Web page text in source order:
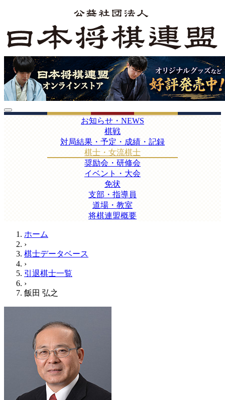
お知らせ・NEWS
棋戦
対局結果・予定・成績・記録
棋士・女流棋士
奨励会・研修会
イベント・大会
免状
支部・指導員
道場・教室
将棋連盟概要
ホーム
›
棋士データベース
›
引退棋士一覧
›
飯田 弘之